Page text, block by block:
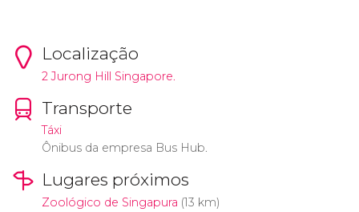
Localização
2 Jurong Hill Singapore.
Transporte
Táxi
Ônibus da empresa Bus Hub.
Lugares próximos
Zoológico de Singapura (13 km)